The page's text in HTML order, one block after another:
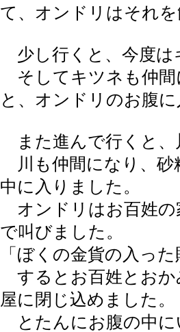
て、オンドリはそれ
少し行くと、今度は
そしてキツネも仲間
と、オンドリのお腹
また進んで行くと、
川も仲間になり、砂
中に入りました。
オンドリはお百姓の
で叫びました。
「ぼくの金貨の入っ
するとお百姓とおか
屋に閉じ込めました。
とたんにお腹の中に